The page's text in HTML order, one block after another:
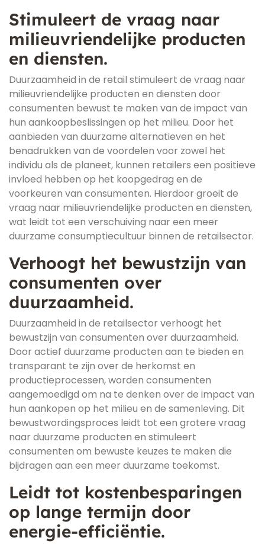
Stimuleert de vraag naar
milieuvriendelijke producten
en diensten.
Duurzaamheid in de retail stimuleert de vraag naar
milieuvriendelijke producten en diensten door
consumenten bewust te maken van de impact van
hun aankoopbeslissingen op het milieu. Door het
aanbieden van duurzame alternatieven en het
benadrukken van de voordelen voor zowel het
individu als de planeet, kunnen retailers een positieve
invloed hebben op het koopgedrag en de
voorkeuren van consumenten. Hierdoor groeit de
vraag naar milieuvriendelijke producten en diensten,
wat leidt tot een verschuiving naar een meer
duurzame consumptiecultuur binnen de retailsector.
Verhoogt het bewustzijn van
consumenten over
duurzaamheid.
Duurzaamheid in de retailsector verhoogt het
bewustzijn van consumenten over duurzaamheid.
Door actief duurzame producten aan te bieden en
transparant te zijn over de herkomst en
productieprocessen, worden consumenten
aangemoedigd om na te denken over de impact van
hun aankopen op het milieu en de samenleving. Dit
bewustwordingsproces leidt tot een grotere vraag
naar duurzame producten en stimuleert
consumenten om bewuste keuzes te maken die
bijdragen aan een meer duurzame toekomst.
Leidt tot kostenbesparingen
op lange termijn door
energie-efficiëntie.